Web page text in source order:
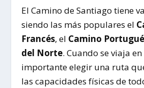
El Camino de Santiago tiene
siendo las más populares el
Francés, el Camino
del Norte. Cuando se viaja
importante elegir una ruta
las capacidades físicas de